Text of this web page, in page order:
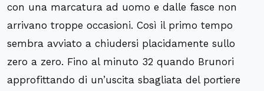
con una marcatura ad uomo e dalle fasce non
arrivano troppe occasioni. Così il primo tempo
sembra avviato a chiudersi placidamente sullo
zero a zero. Fino al minuto 32 quando Brunori
approfittando di un’uscita sbagliata del portiere